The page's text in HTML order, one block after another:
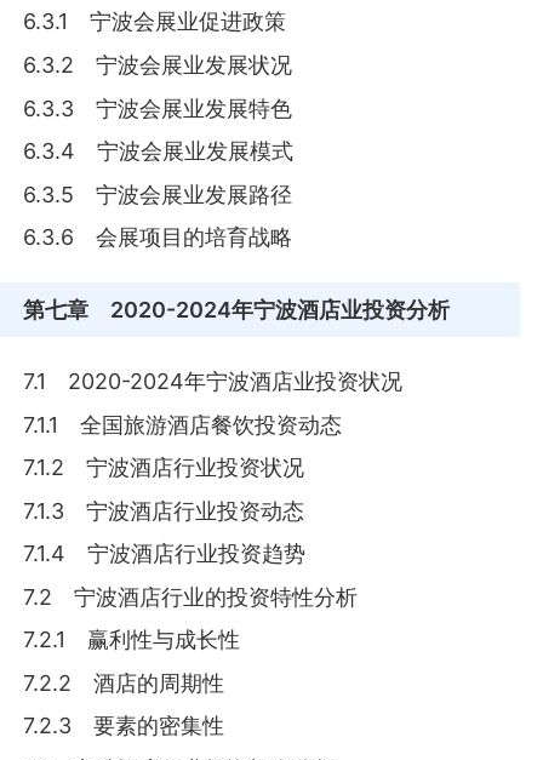
6.3.1 宁波会展业促进政策
6.3.2 宁波会展业发展状况
6.3.3 宁波会展业发展特色
6.3.4 宁波会展业发展模式
6.3.5 宁波会展业发展路径
6.3.6 会展项目的培育战略
第七章 2020-2024年宁波酒店业投资分析
7.1 2020-2024年宁波酒店业投资状况
7.1.1 全国旅游酒店餐饮投资动态
7.1.2 宁波酒店行业投资状况
7.1.3 宁波酒店行业投资动态
7.1.4 宁波酒店行业投资趋势
7.2 宁波酒店行业的投资特性分析
7.2.1 赢利性与成长性
7.2.2 酒店的周期性
7.2.3 要素的密集性